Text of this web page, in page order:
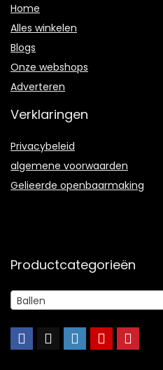
Home
Alles winkelen
Blogs
Onze webshops
Adverteren
Verklaringen
Privacybeleid
algemene voorwaarden
Gelieerde openbaarmaking
Productcategorieën
Ballen